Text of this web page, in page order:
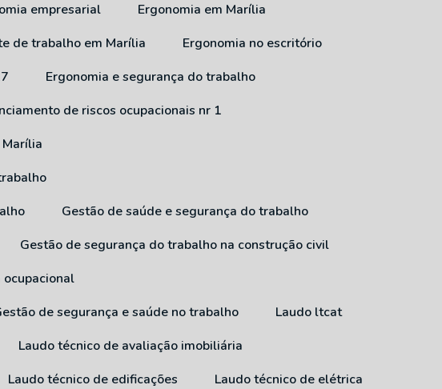
empresarial
Ergonomia em Marília
de trabalho em Marília
Ergonomia no escritório
Ergonomia e segurança do trabalho
de riscos ocupacionais nr 1
Marília
Gestão de saúde e segurança do trabalho
Gestão de segurança do trabalho na construção civil
ocupacional
Gestão de segurança e saúde no trabalho
Laudo ltcat
Laudo técnico de avaliação imobiliária
Laudo técnico de edificações
Laudo técnico de elétrica